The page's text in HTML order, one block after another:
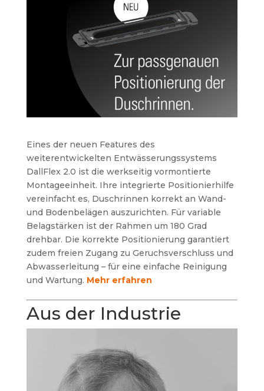
Eines der neuen Features des
weiterentwickelten Entwässerungssystems
DallFlex 2.0 ist die werkseitig vormontierte
Montageeinheit. Ihre integrierte Positionierhilfe
vereinfacht es, Duschrinnen korrekt an Wand-
und Bodenbelägen auszurichten. Für variable
Belagstärken ist der Rahmen um 180 Grad
drehbar. Die korrekte Positionierung garantiert
zudem freien Zugang zu Geruchsverschluss und
Abwasserleitung – für eine einfache Reinigung
und Wartung. Mehr erfahren
Aus der Industrie